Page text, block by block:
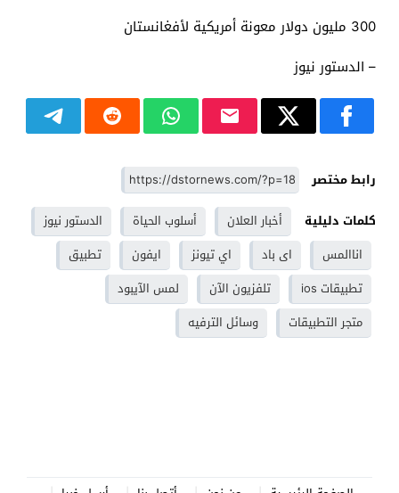
300 مليون دولار معونة أمريكية لأفغانستان
– الدستور نيوز
رابط مختصر
كلمات دليلية
أخبار العلان أسلوب الحياة
الدستور نيوز
اناالمس
اى باد اي تيونز ايفون
تطبيق
تطبيقات ios
تلفزيون الآن
لمس الآيبود
متجر التطبيقات
وسائل الترفيه